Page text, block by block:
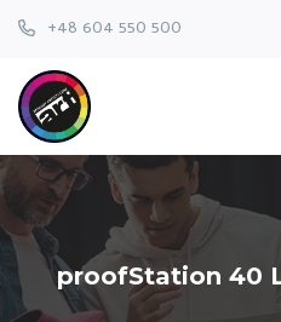
+48 604 550 500
proofStation 40